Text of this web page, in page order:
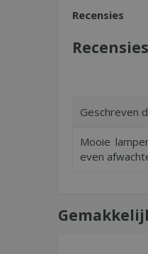
Recensies
Geschreven
Mooie
even